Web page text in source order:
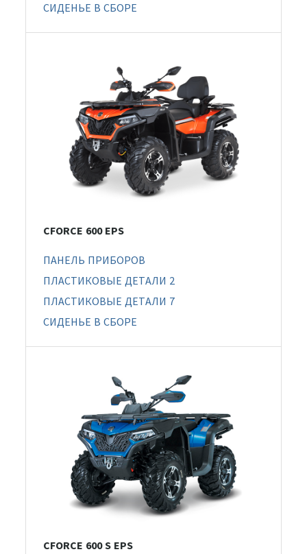
СИДЕНЬЕ В СБОРЕ
CFORCE 600 EPS
ПАНЕЛЬ ПРИБОРОВ
ПЛАСТИКОВЫЕ ДЕТАЛИ 2
ПЛАСТИКОВЫЕ ДЕТАЛИ 7
СИДЕНЬЕ В СБОРЕ
CFORCE 600 S EPS